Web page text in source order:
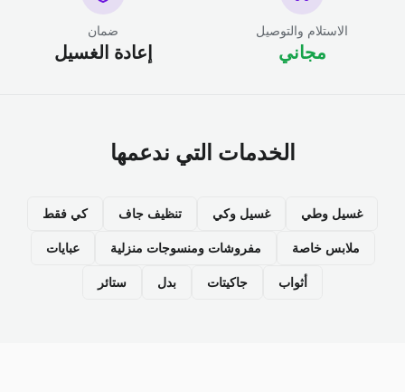
الاستلام والتوصيل
مجاني
ضمان
إعادة الغسيل
الخدمات التي ندعمها
غسيل وطي غسيل وكي تنظيف جاف كي فقط
ملابس خاصة مفروشات ومنسوجات منزلية عبايات
أثواب جاكيتات بدل ستائر